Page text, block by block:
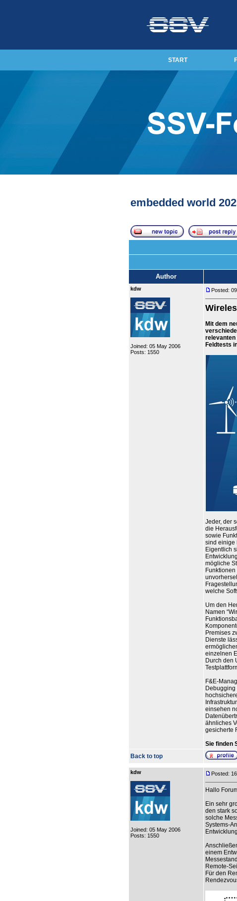
START
embedded world
Author
kdw
Joined: 05 May 2006
Posts: 1550
Posted:
Mit dem
relevanten
Feldtests
Jeder, der
die
sowie
sind einige
Eigentlich
mögliche
welche
Um den
Namen
Premises
Dienste
einzelnen
Durch den
F&E-
einsehen
ähnliches
gesicherte
Sie finden
Back to top
kdw
Joined: 05 May 2006
Posts: 1550
Posted:
Hallo
Ein sehr
den stark
solche
Systems-
einem
Remote-
Für den